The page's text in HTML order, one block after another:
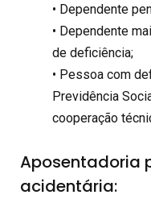
• Dependente
• Dependente
de deficiência;
• Pessoa com
Previdência
cooperação
Aposentadoria
acidentária: